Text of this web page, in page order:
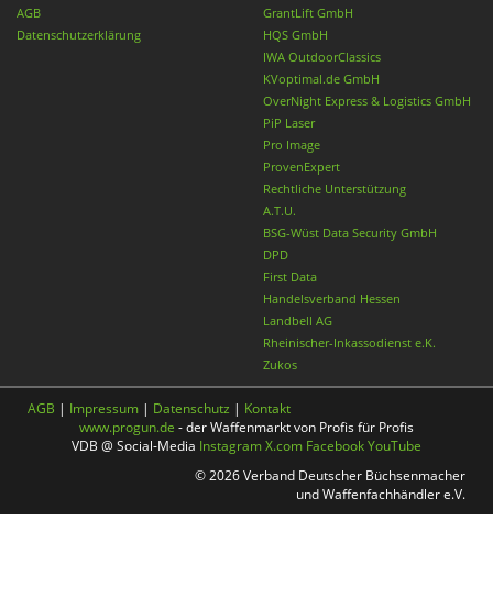
AGB
Datenschutzerklärung
GrantLift GmbH
HQS GmbH
IWA OutdoorClassics
KVoptimal.de GmbH
OverNight Express & Logistics GmbH
PiP Laser
Pro Image
ProvenExpert
Rechtliche Unterstützung
A.T.U.
BSG-Wüst Data Security GmbH
DPD
First Data
Handelsverband Hessen
Landbell AG
Rheinischer-Inkassodienst e.K.
Zukos
AGB | Impressum | Datenschutz | Kontakt
www.progun.de - der Waffenmarkt von Profis für Profis
VDB @ Social-Media InstagramX.com FacebookYouTube
© 2026 Verband Deutscher Büchsenmacher
und Waffenfachhändler e.V.